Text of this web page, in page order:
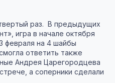
раз. В предыдущих
игра в начале октября
февраля на 4 шайбы
ответить также
Андрея Царегородцева
а соперники сделали